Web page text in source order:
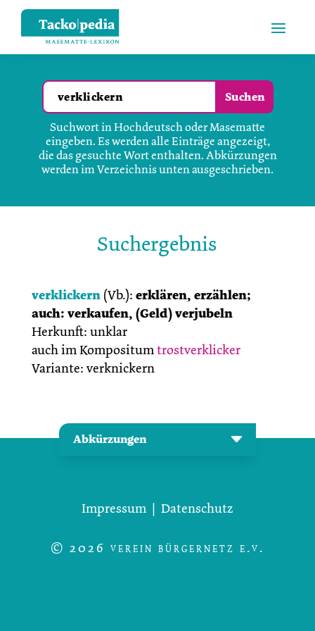
Suchwort in Hochdeutsch oder Masematte
eingeben. Es werden alle Einträge angezeigt,
die das gesuchte Wort enthalten. Abkürzungen
werden im Verzeichnis unten ausgeschrieben.
Suchergebnis
verklickern(Vb.): erklären, erzählen;
auch: verkaufen, (Geld) verjubeln
Herkunft: unklar
auch im Kompositumtrostverklicker
Variante: verknickern
Abkürzungen
Impressum| Datenschutz
© 2026 verein bürgernetz e.v.